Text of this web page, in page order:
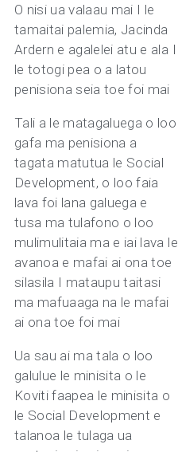
O nisi ua valaau mai I le
tamaitai palemia, Jacinda
Ardern e agalelei atu e ala I
le totogi pea o a latou
penisiona seia toe foi mai
Tali a le matagaluega o loo
gafa ma penisiona a
tagata matutua le Social
Development, o loo faia
lava foi lana galuega e
tusa ma tulafono o loo
mulimulitaia ma e iai lava le
avanoa e mafai ai ona toe
silasila I mataupu taitasi
ma mafuaaga na le mafai
ai ona toe foi mai
Ua sau ai ma tala o loo
galulue le minisita o le
Koviti faapea le minisita o
le Social Development e
talanoa le tulaga ua